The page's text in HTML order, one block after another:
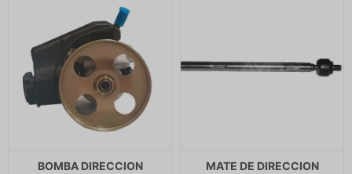
BOMBA DIRECCION
MATE DE DIRECCION